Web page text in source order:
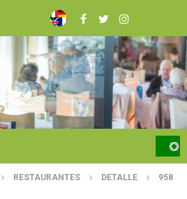
RESTAURANTES DETALLE 958